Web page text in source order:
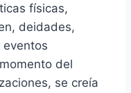
físicas,
deidades,
del
se creía